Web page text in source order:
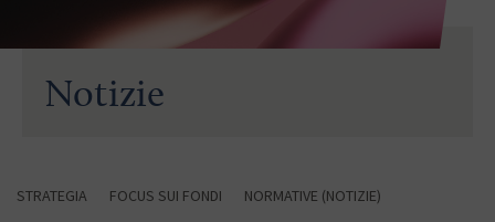
Notizie
STRATEGIA FOCUS SUI FONDI
NORMATIVE (NOTIZIE)